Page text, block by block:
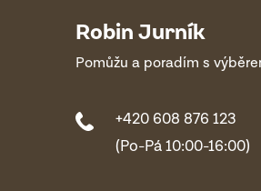
Robin Jurník
Pomůžu a poradím s
+420 608 876 123
(Po-Pá 10:00-16:00)